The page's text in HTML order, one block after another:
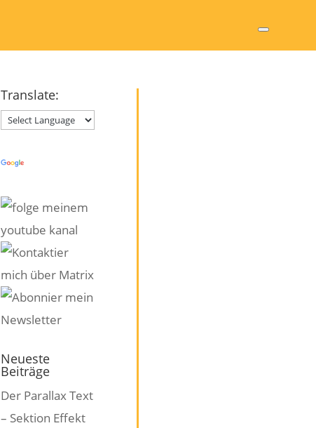
Translate:
Neueste
Beiträge
Der Parallax Text
– Sektion Effekt